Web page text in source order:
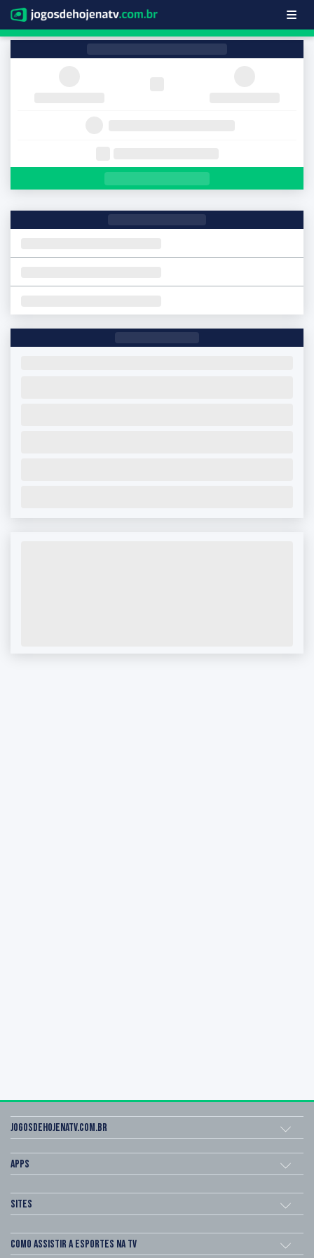
Jogosdehojenatv.com.br
Apps
Sites
Como assistir a esportes na TV